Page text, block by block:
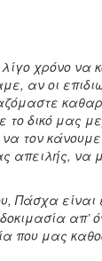
χρόνο να
αν οι
το δικό μας
τον
απειλής, να
Πάσχα
απ’
που μας